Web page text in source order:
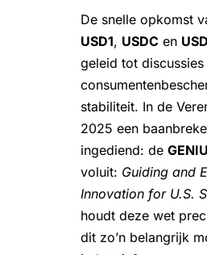
De snelle opkomst
USD1, USDC en
geleid tot
stabiliteit. In de
2025 een
ingediend: de
voluit: Guiding and
Innovation for U.S.
houdt deze wet
dit zo’n belangrijk